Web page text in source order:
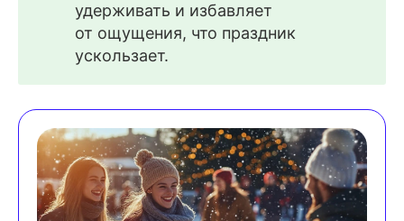
удерживать и избавляет
от ощущения, что праздник
ускользает.